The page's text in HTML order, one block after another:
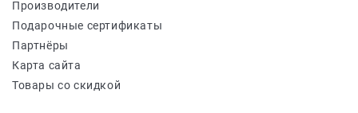
Производители
Подарочные сертификаты
Партнёры
Карта сайта
Товары со скидкой